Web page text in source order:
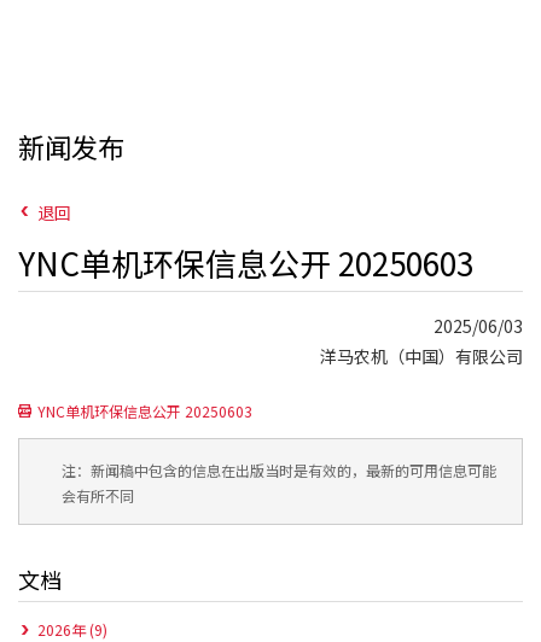
新闻发布
退回
YNC单机环保信息公开 20250603
2025/06/03
洋马农机（中国）有限公司
YNC单机环保信息公开 20250603
注：新闻稿中包含的信息在出版当时是有效的，最新的可用信息可能
会有所不同
文档
2026年 (9)